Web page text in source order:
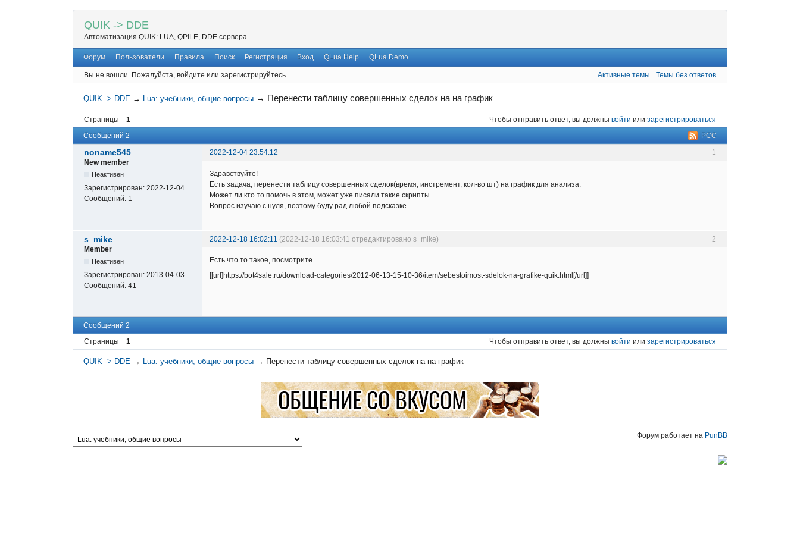
QUIK -> DDE
Автоматизация QUIK: LUA, QPILE, DDE сервера
Форум Пользователи Правила Поиск Регистрация Вход QLua Help QLua Demo
Вы не вошли. Пожалуйста, войдите или зарегистрируйтесь. Активные темы Темы без ответов
QUIK -> DDE → Lua: учебники, общие вопросы → Перенести таблицу совершенных сделок на на график
Страницы 1 Чтобы отправить ответ, вы должны войти или зарегистрироваться
РСС
Сообщений 2
1
noname545
2022-12-04 23:54:12
New member
Неактивен
Зарегистрирован: 2022-12-04
Сообщений: 1
Здравствуйте!
Есть задача, перенести таблицу совершенных сделок(время, инстремент, кол-во шт) на график для анализа.
Может ли кто то помочь в этом, может уже писали такие скрипты.
Вопрос изучаю с нуля, поэтому буду рад любой подсказке.
2
s_mike 2022-12-18 16:02:11 (2022-12-18 16:03:41 отредактировано s_mike)
Member
Неактивен
Зарегистрирован: 2013-04-03
Сообщений: 41
Есть что то такое, посмотрите
[[url]https://bot4sale.ru/download-categories/2012-06-13-15-10-36/item/sebestoimost-sdelok-na-grafike-quik.html[/url]]
Сообщений 2
Страницы
1 Чтобы отправить ответ, вы должны войти или зарегистрироваться
QUIK -> DDE → Lua: учебники, общие вопросы → Перенести таблицу совершенных сделок на на график
Форум работает на PunBB